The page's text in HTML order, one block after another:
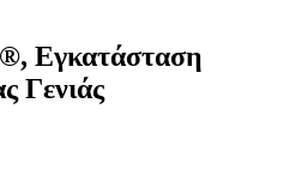
Εγκατάσταση
Γενιάς